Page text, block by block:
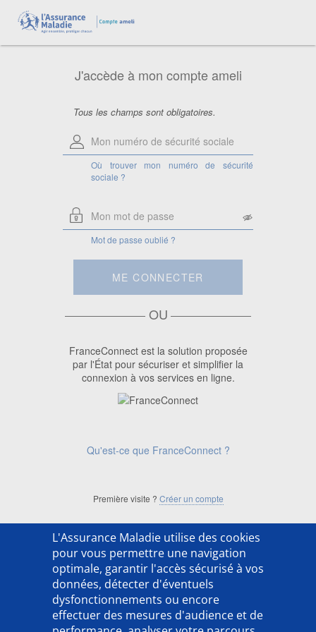
J'accède à mon compte ameli
Tous les champs sont obligatoires.
Où trouver mon numéro de sécurité
sociale ?
sociale
Saisissez votre numéro de sécurité
Attention, si vous êtes ayant droit,
saisissez le numéro de sécurité sociale
rattaché.
Mot de passe oublié ?
ME CONNECTER
L'Assurance Maladie utilise des cookies
pour vous permettre une navigation
optimale, garantir l'accès sécurisé à vos
données, détecter d'éventuels
dysfonctionnements ou encore
effectuer des mesures d'audience et de
OU
FranceConnect est la solution proposée
par l'État pour sécuriser et simplifier la
connexion à vos services en ligne.
Qu'est-ce que FranceConnect ?
Première visite ? Créer un compte
['ACSO254202LX']